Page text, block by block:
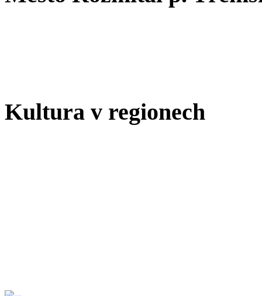
Kultura v regionech